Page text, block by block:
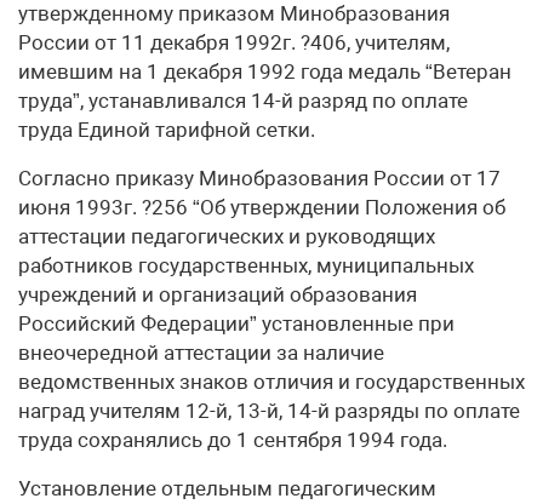
утвержденному приказом Минобразования
России от 11 декабря 1992г. ?406, учителям,
имевшим на 1 декабря 1992 года медаль “Ветеран
труда”, устанавливался 14-й разряд по оплате
труда Единой тарифной сетки.
Согласно приказу Минобразования России от 17
июня 1993г. ?256 “Об утверждении Положения об
аттестации педагогических и руководящих
работников государственных, муниципальных
учреждений и организаций образования
Российский Федерации” установленные при
внеочередной аттестации за наличие
ведомственных знаков отличия и государственных
наград учителям 12-й, 13-й, 14-й разряды по оплате
труда сохранялись до 1 сентября 1994 года.
Установление отдельным педагогическим